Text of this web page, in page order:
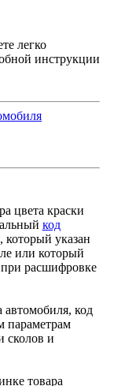
легко
инструкции
цвета краски
код
который указан
или который
расшифровке
автомобиля, код
параметрам
сколов и
товара